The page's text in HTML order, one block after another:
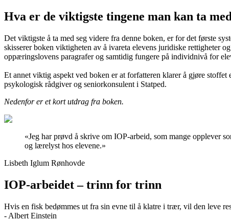
Hva er de viktigste tingene man kan ta
Det viktigste å ta med seg videre fra denne boken, er for det første
skisserer boken viktigheten av å ivareta elevens juridiske rettigheter
oppæringslovens paragrafer og samtidig fungere på individnivå for
Et annet viktig aspekt ved boken er at forfatteren klarer å gjøre
psykologisk rådgiver og seniorkonsulent i Statped.
Nedenfor er et kort utdrag fra boken.
«Jeg har prøvd å skrive om IOP-arbeid, som mange opplever
og lærelyst hos elevene.»
Lisbeth Iglum Rønhovde
IOP-arbeidet – trinn for trinn
Hvis en fisk bedømmes ut fra sin evne til å klatre i trær, vil den leve
- Albert Einstein